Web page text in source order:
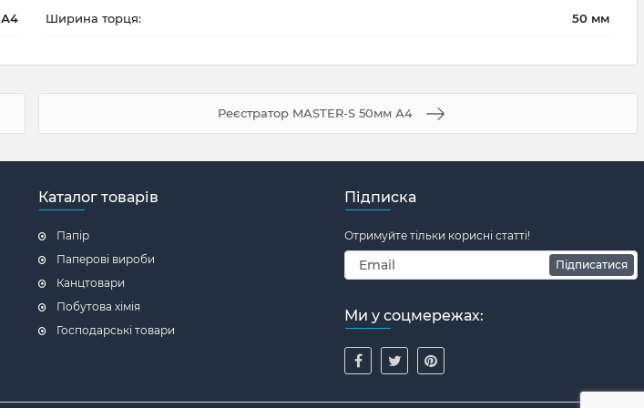
А4 Ширина торця: 50 мм
Реєстратор MASTER-S 50мм А4
Каталог товарів
Папір
Паперові вироби
Канцтовари
Побутова хімія
Господарські товари
Підписка
Отримуйте тільки корисні статті!
Підписатися
Ми у соцмережах: